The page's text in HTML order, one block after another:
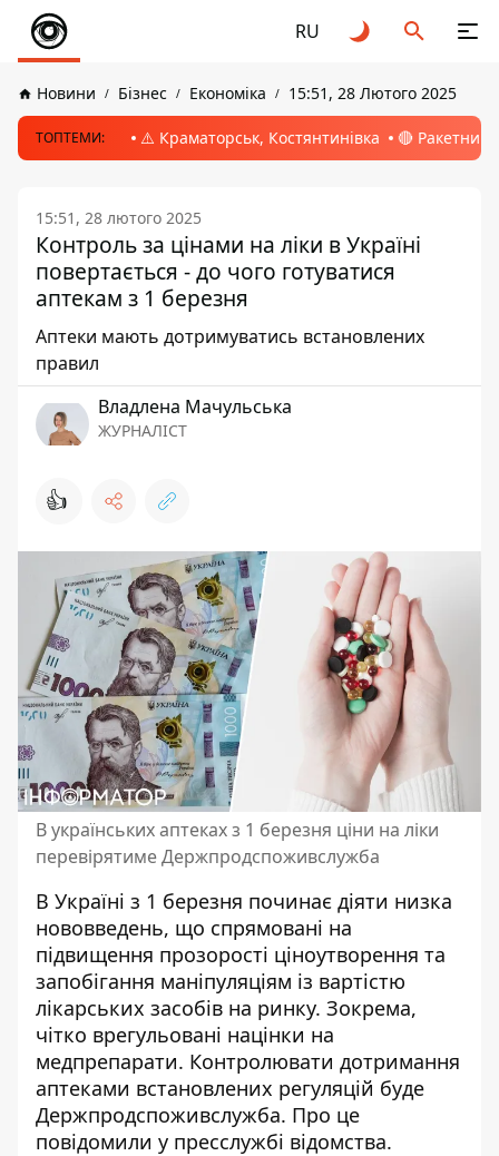
RU
Новини Бізнес Економіка 15:51, 28 Лютого 2025
ТОПТЕМИ: ⚠️ Краматорськ, Костянтинівка 🔴 Ракетний
15:51, 28 лютого 2025
Контроль за цінами на ліки в Україні
повертається - до чого готуватися
аптекам з 1 березня
Аптеки мають дотримуватись встановлених
правил
Владлена Мачульська
ЖУРНАЛІСТ
👍
В українських аптеках з 1 березня ціни на ліки
перевірятиме Держпродспоживслужба
В Україні з 1 березня починає діяти низка
нововведень, що спрямовані на
підвищення прозорості ціноутворення та
запобігання маніпуляціям із вартістю
лікарських засобів на ринку. Зокрема,
чітко врегульовані націнки на
медпрепарати. Контролювати дотримання
аптеками встановлених регуляцій буде
Держпродспоживслужба. Про це
повідомили у пресслужбі відомства.